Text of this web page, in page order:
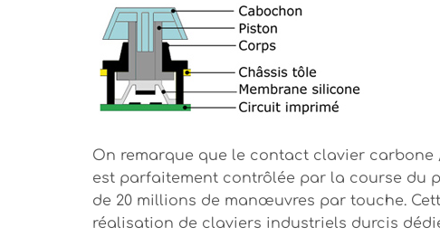
On remarque que le contact clavier
est parfaitement contrôlée par la course du
de 20 millions de manœuvres par touche.
réalisation de claviers industriels durcis